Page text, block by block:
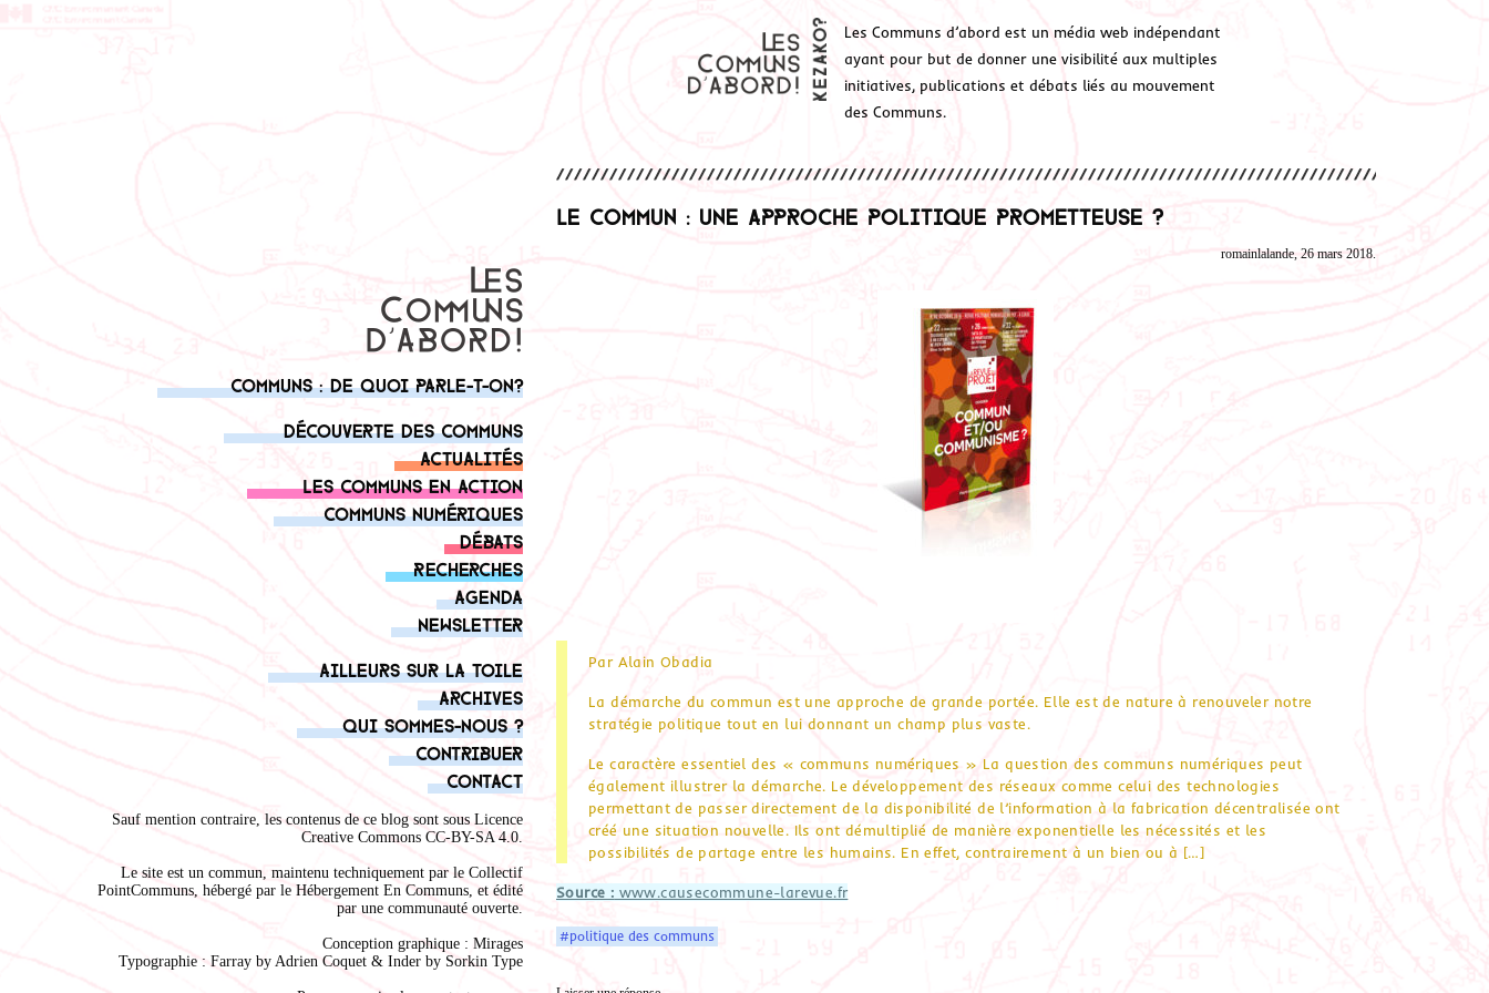
Les Communs d’abord est un média web indépendant
ayant pour but de donner une visibilité aux multiples
initiatives, publications et débats liés au mouvement
des Communs.
Communs : de quoi parle-t-on?
Découverte des communs
Actualités
Les communs en action
Communs numériques
Débats
Recherches
Agenda
Newsletter
Ailleurs sur la toile
Archives
Qui sommes-nous ?
Contribuer
Contact
Sauf mention contraire, les contenus de ce blog sont sous Licence
Creative Commons CC-BY-SA 4.0.
Le site est un commun, maintenu techniquement par le Collectif
PointCommuns, hébergé par le Hébergement En Communs, et édité
par une communauté ouverte.
Conception graphique : Mirages
Typographie : Farray by Adrien Coquet & Inder by Sorkin Type
Le commun : une approche politique prometteuse ?
romainlalande, 26 mars 2018.
Par Alain Obadia
La démarche du commun est une approche de grande portée. Elle est de nature à renouveler notre
stratégie politique tout en lui donnant un champ plus vaste.
Le caractère essentiel des « communs numériques » La question des communs numériques peut
également illustrer la démarche. Le développement des réseaux comme celui des technologies
permettant de passer directement de la disponibilité de l’information à la fabrication décentralisée ont
créé une situation nouvelle. Ils ont démultiplié de manière exponentielle les nécessités et les
possibilités de partage entre les humains. En effet, contrairement à un bien ou à […]
Source : www.causecommune-larevue.fr
#politique des communs